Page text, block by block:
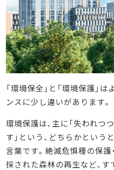
「環境保全」と「環境保護」
ンスに少し違いがあります。
環境保護は、主に「失われつ
す」という、どちらかという
言葉です。絶滅危惧種の保護
採された森林の再生など、